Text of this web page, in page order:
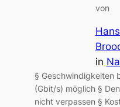
von
in
§ Geschwindigkeiten
(Gbit/s) möglich §
nicht verpassen §